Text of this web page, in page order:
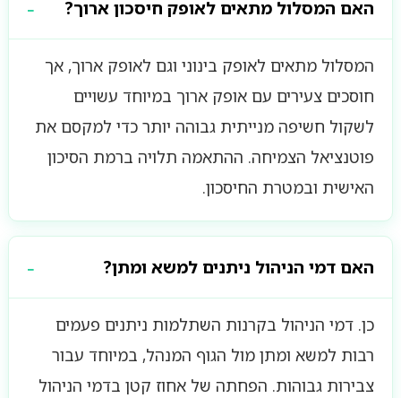
האם המסלול מתאים לאופק חיסכון ארוך?
המסלול מתאים לאופק בינוני וגם לאופק ארוך, אך
חוסכים צעירים עם אופק ארוך במיוחד עשויים
לשקול חשיפה מנייתית גבוהה יותר כדי למקסם את
פוטנציאל הצמיחה. ההתאמה תלויה ברמת הסיכון
האישית ובמטרת החיסכון.
האם דמי הניהול ניתנים למשא ומתן?
כן. דמי הניהול בקרנות השתלמות ניתנים פעמים
רבות למשא ומתן מול הגוף המנהל, במיוחד עבור
צבירות גבוהות. הפחתה של אחוז קטן בדמי הניהול